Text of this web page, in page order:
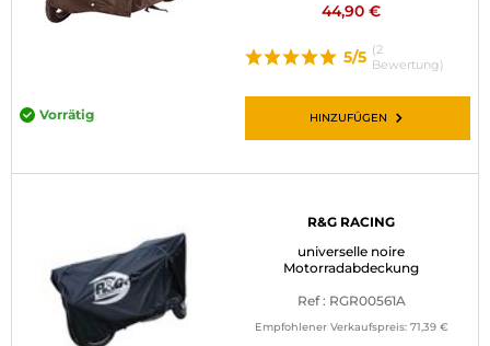
44,90 €
5/5 (2
Bewertung)
Vorrätig HINZUFÜGEN
R&G RACING
universelle noire
Motorradabdeckung
Ref : RGR00561A
Empfohlener Verkaufspreis: 71,39 €